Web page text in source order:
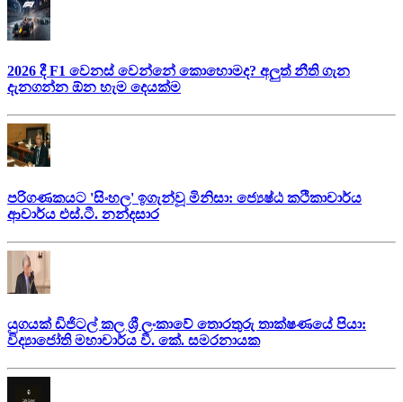
2026 දී F1 වෙනස් වෙන්නේ කොහොමද? අලුත් නීති ගැන
දැනගන්න ඕන හැම දෙයක්ම
පරිගණකයට 'සිංහල' ඉගැන්වූ මිනිසා: ජ්‍යෙෂ්ඨ කථිකාචාර්ය
ආචාර්ය එස්.ටී. නන්දසාර
යුගයක් ඩිජිටල් කල ශ්‍රී ලංකාවේ තොරතුරු තාක්ෂණයේ පියා:
විද්‍යාජෝති මහාචාර්ය වී. කේ. සමරනායක